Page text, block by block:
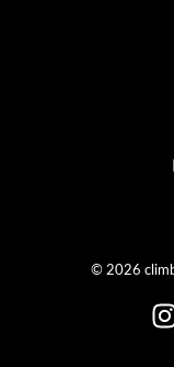
© 2026